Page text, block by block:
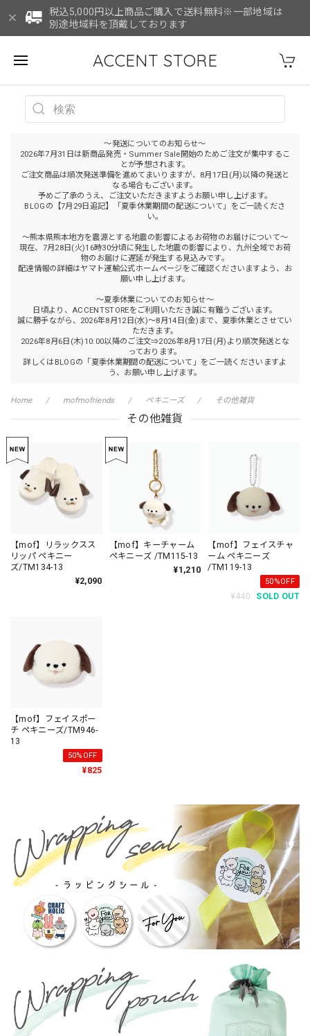
税込5,000円以上商品ご購入で送料無料※一部地域は
別途地域料を頂戴しております
ACCENT STORE
～発送についてのお知らせ～
2026年7月31日は新商品発売・Summer Sale開始のためご注文が集中するこ
とが予想されます。
ご注文商品は順次発送準備を進めてまいりますが、8月17日(月)以降の発送と
なる場合もございます。
予めご了承のうえ、ご注文いただきますようお願い申し上げます。
BLOGの【7月29日追記】「夏季休業期間の配送について」をご一読くださ
い。
～熊本県熊本地方を震源とする地震の影響によるお荷物のお届けについて～
現在、7月28日(火)16時30分頃に発生した地震の影響により、九州全域でお荷
物のお届けに遅延が発生する見込みです。
配達情報の詳細はヤマト運輸公式ホームページをご確認くださいますよう、お
願い申し上げます。
～夏季休業についてのお知らせ～
日頃より、ACCENTSTOREをご利用いただき誠に有難うございます。
誠に勝手ながら、2026年8月12日(水)～8月14日(金)まで、夏季休業とさせてい
ただきます。
2026年8月6日(木)10:00以降のご注文⇒2026年8月17日(月)より順次発送とな
っております。
詳しくはBLOGの「夏季休業期間の配送について」をご一読くださいますよ
う、お願い申し上げます。
Home mofmofriends ペキニーズ その他雑貨
その他雑貨
【mof】リラックスス
リッパ ペキニー
ズ/TM134-13
¥2,090
【mof】キーチャーム
ペキニーズ /TM115-13
¥1,210
【mof】フェイスチャ
ーム ペキニーズ
/TM119-13
50%OFF
¥440 SOLD OUT
【mof】フェイスポー
チ ペキニーズ/TM946-
13
50%OFF
¥825